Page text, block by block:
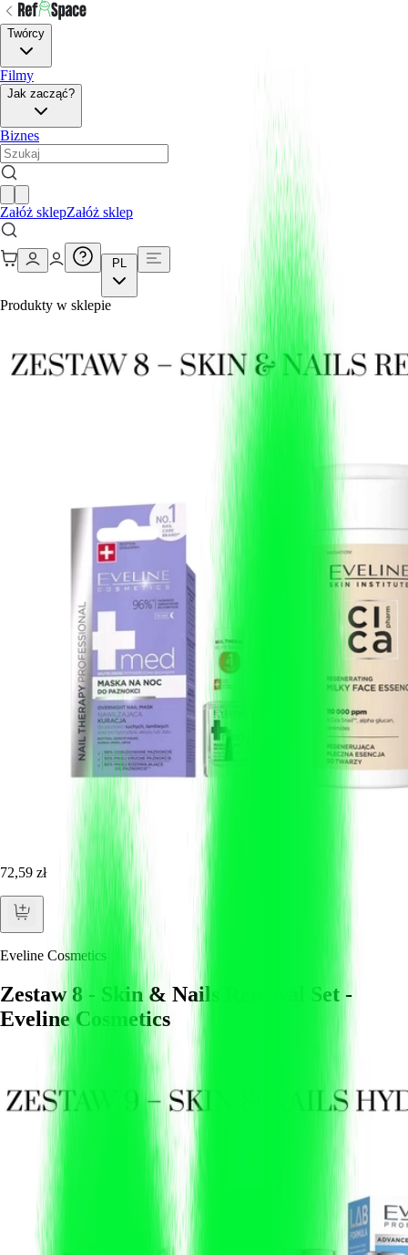
Twórcy
Filmy
Jak zacząć?
Biznes
Załóż sklepZałóż sklep
PL
Produkty w sklepie
72,59 zł
Eveline Cosmetics
Zestaw 8 - Skin & Nails Renewal Set -
Eveline Cosmetics